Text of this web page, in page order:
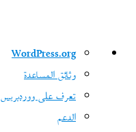
ووردبريس
WordPress.org
وثائق المساعدة
تعرف على ووردبريس
الدعم